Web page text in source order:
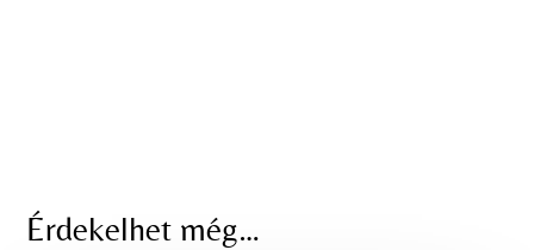
Érdekelhet még…